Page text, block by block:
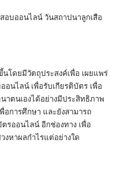
บออนไลน์ วันสถาปนาลูกเสือ
โดยมีวัตถุประสงค์เพื่อ เผยแพร่
นไลน์ เพื่อรับเกียรติบัตร เพื่อ
ตนเองได้อย่างมีประสิทธิภาพ
อการศึกษา และยังสามารถ
รออนไลน์ อีกช่องทาง เพื่อ
หาผลกำไรแต่อย่างใด